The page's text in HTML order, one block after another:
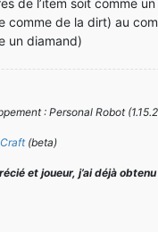
comme de la dirt) au
un diamand)
: Personal Robot
(beta)
et joueur, j’ai déjà obtenu